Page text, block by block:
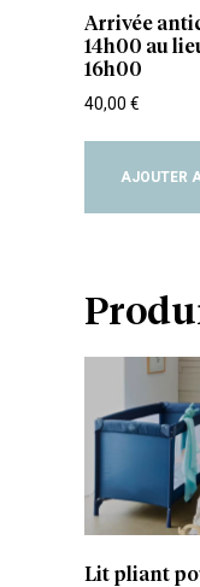
Arrivée
14h00 au
16h00
40,00 €
AJOUTER
Lit pliant